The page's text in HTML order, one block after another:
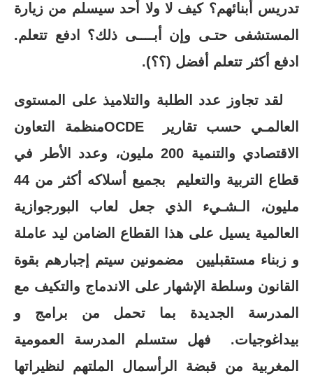
تدريس أبنائهم؟ كيف لا ولا أحد سيسلم من زيارة
المستشفى حتـى وإن أبــــى ذلك؟ ادفع تتعلم.
ادفع أكثر تتعلم أفضل (؟؟).
لقد تجاوز عدد الطلبة والتلاميذ على المستوى
العالمـي حسب تقارير
OCDE
منظمة التعاون
الاقتصادي والتنمية 200 مليون، وعدد الأطر في
قطاع التربية والتعليم بجميع أسلاكه أكثر من 44
مليون، الـشـيء الذي جعل لعاب البورجوازية
العالمية يسيل على هذا القطاع الضامن ليد عاملة
و زبناء مستقبليين مضمونين سيتم إجبارهم بقوة
القانون وسلطة الإشهار على الاندماج والتكيف مع
المدرسة الجديدة بما تحمل من برامج و
بيداغوجيات. فهل ستسلم المدرسة العمومية
المغربية من قبضة الرأسمال الملتهم لنظيراتها